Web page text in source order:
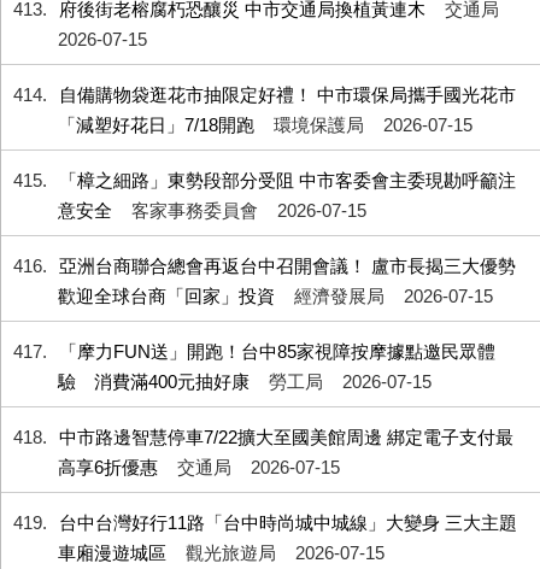
413 府後街老榕腐朽恐釀災 中市交通局換植黃連木
交通局
2026-07-15
414
自備購物袋逛花市抽限定好禮！ 中市環保局攜手國光花市
「減塑好花日」7/18開跑
環境保護局 2026-07-15
415
「樟之細路」東勢段部分受阻 中市客委會主委現勘呼籲注
意安全
客家事務委員會 2026-07-15
416
亞洲台商聯合總會再返台中召開會議！ 盧市長揭三大優勢
歡迎全球台商「回家」投資
經濟發展局 2026-07-15
417
「摩力FUN送」開跑！台中85家視障按摩據點邀民眾體
驗 消費滿400元抽好康
勞工局 2026-07-15
418
中市路邊智慧停車7/22擴大至國美館周邊 綁定電子支付最
高享6折優惠
交通局 2026-07-15
419
台中台灣好行11路「台中時尚城中城線」大變身 三大主題
車廂漫遊城區
觀光旅遊局 2026-07-15